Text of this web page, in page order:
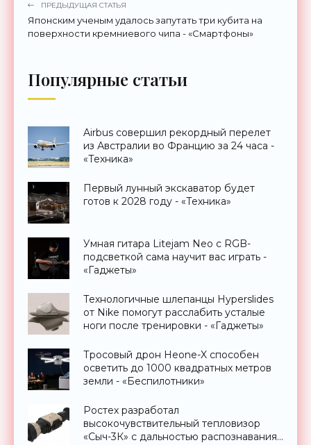
ПРЕДЫДУЩАЯ СТАТЬЯ
Японским ученым удалось запутать три кубита на
поверхности кремниевого чипа - «Смартфоны»
Популярные статьи
Airbus совершил рекордный перелет
из Австралии во Францию за 24 часа -
«Техника»
Первый лунный экскаватор будет
готов к 2028 году - «Техника»
Умная гитара Litejam Neo с RGB-
подсветкой сама научит вас играть -
«Гаджеты»
Технологичные шлепанцы Hyperslides
от Nike помогут расслабить усталые
ноги после тренировки - «Гаджеты»
Тросовый дрон Heone-X способен
осветить до 1000 квадратных метров
земли - «Беспилотники»
Ростех разработал
высокочувствительный тепловизор
«Сыч-3К» с дальностью распознавания